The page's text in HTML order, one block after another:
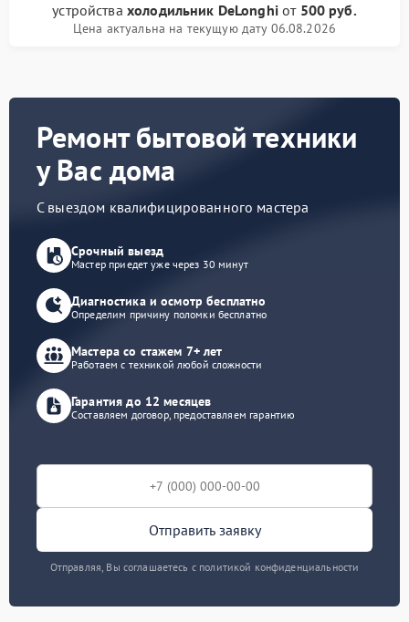
устройства холодильник DeLonghiот 500 руб.
Цена актуальна на текущую дату 06.08.2026
Ремонт бытовой техники
у Вас дома
С выездом квалифицированного мастера
Срочный выезд
Мастер приедет уже через 30 минут
Диагностика и осмотр бесплатно
Определим причину поломки бесплатно
Мастера со стажем 7+ лет
Работаем с техникой любой сложности
Гарантия до 12 месяцев
Составляем договор, предоставляем гарантию
Отправить заявку
Отправляя, Вы соглашаетесь с политикой конфиденциальности